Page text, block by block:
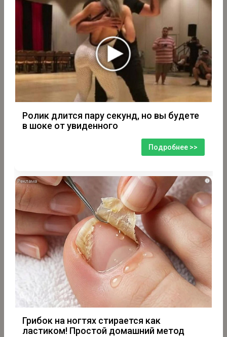
Ролик длится пару секунд, но вы будете
в шоке от увиденного
Подробнее >>
i
Грибок на ногтях стирается как
ластиком! Простой домашний метод